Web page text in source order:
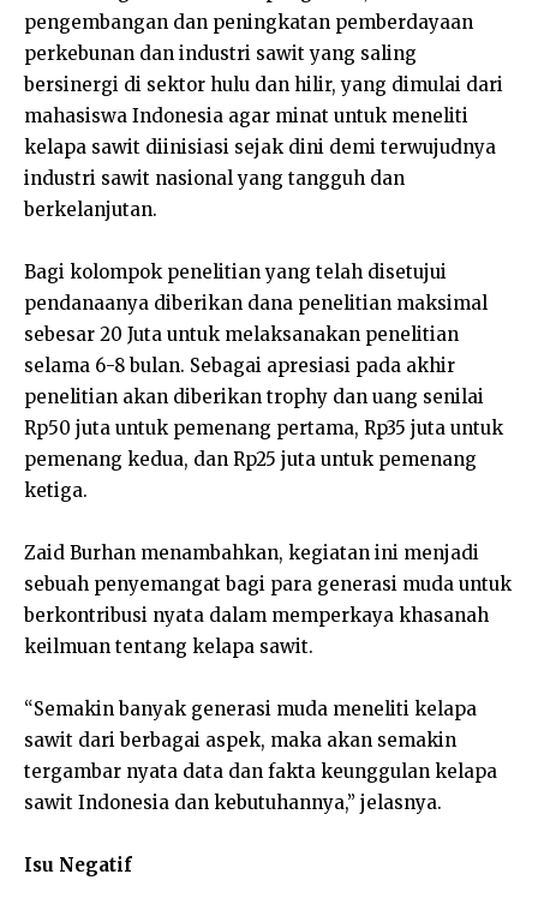
pengembangan dan peningkatan pemberdayaan
perkebunan dan industri sawit yang saling
bersinergi di sektor hulu dan hilir, yang dimulai dari
mahasiswa Indonesia agar minat untuk meneliti
kelapa sawit diinisiasi sejak dini demi terwujudnya
industri sawit nasional yang tangguh dan
berkelanjutan.
Bagi kolompok penelitian yang telah disetujui
pendanaanya diberikan dana penelitian maksimal
sebesar 20 Juta untuk melaksanakan penelitian
selama 6-8 bulan. Sebagai apresiasi pada akhir
penelitian akan diberikan trophy dan uang senilai
Rp50 juta untuk pemenang pertama, Rp35 juta untuk
pemenang kedua, dan Rp25 juta untuk pemenang
ketiga.
Zaid Burhan menambahkan, kegiatan ini menjadi
sebuah penyemangat bagi para generasi muda untuk
berkontribusi nyata dalam memperkaya khasanah
keilmuan tentang kelapa sawit.
“Semakin banyak generasi muda meneliti kelapa
sawit dari berbagai aspek, maka akan semakin
tergambar nyata data dan fakta keunggulan kelapa
sawit Indonesia dan kebutuhannya,” jelasnya.
Isu Negatif